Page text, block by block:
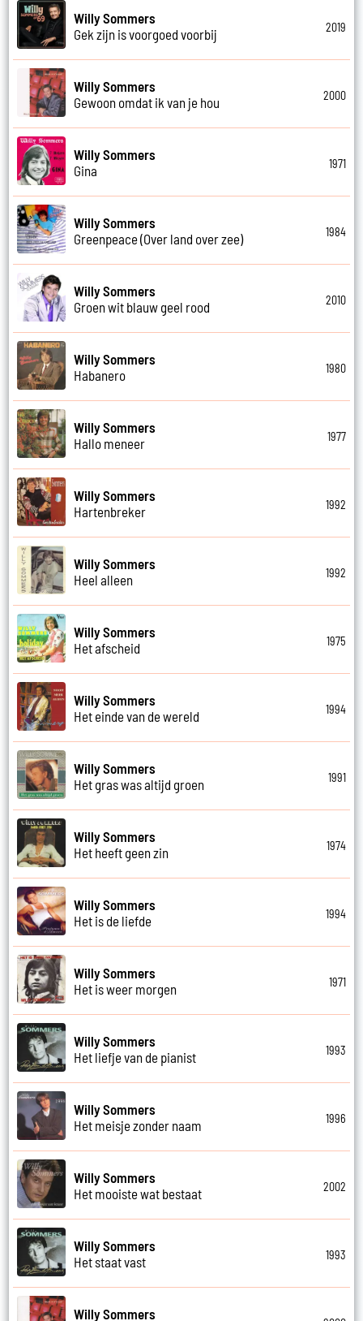
Willy Sommers
Gek zijn is voorgoed voorbij
2019
Willy Sommers
Gewoon omdat ik van je hou
2000
Willy Sommers
Gina
1971
Willy Sommers
Greenpeace (Over land over zee)
1984
Willy Sommers
Groen wit blauw geel rood
2010
Willy Sommers
Habanero
1980
Willy Sommers
Hallo meneer
1977
Willy Sommers
Hartenbreker
1992
Willy Sommers
Heel alleen
1992
Willy Sommers
Het afscheid
1975
Willy Sommers
Het einde van de wereld
1994
Willy Sommers
Het gras was altijd groen
1991
Willy Sommers
Het heeft geen zin
1974
Willy Sommers
Het is de liefde
1994
Willy Sommers
Het is weer morgen
1971
Willy Sommers
Het liefje van de pianist
1993
Willy Sommers
Het meisje zonder naam
1996
Willy Sommers
Het mooiste wat bestaat
2002
Willy Sommers
Het staat vast
1993
Willy Sommers